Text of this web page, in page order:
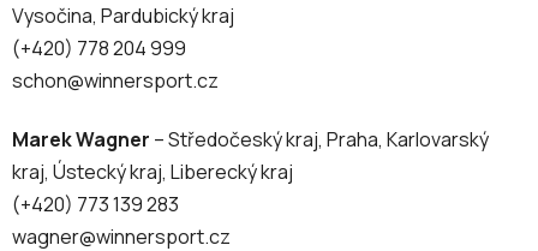
Vysočina, Pardubický kraj
(+420) 778 204 999
schon@winnersport.cz
Marek Wagner – Středočeský kraj, Praha, Karlovarský
kraj, Ústecký kraj, Liberecký kraj
(+420) 773 139 283
wagner@winnersport.cz